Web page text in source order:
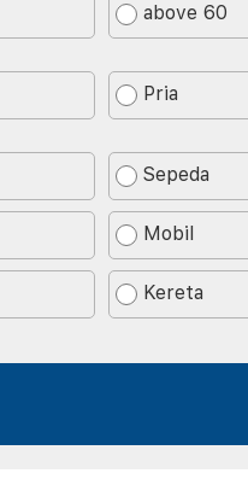
above 60
Pria
Sepeda
Mobil
Kereta